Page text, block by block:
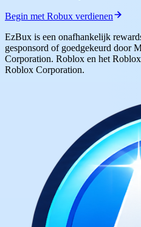
Begin met Robux verdienen
EzBux is een onafhankelijk
gesponsord of goedgekeurd door
Corporation. Roblox en het
Roblox Corporation.